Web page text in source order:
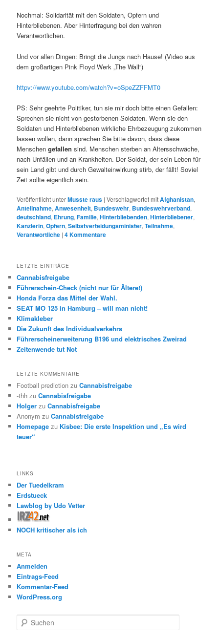
Nochmal: Solidarität mit den Soldaten, Opfern und
Hinterbliebenen. Aber Hinterfragung bei den wahren
Verantwortlichen.
Und vor allen Dingen: Bringt die Jungs nach Hause! (Video aus
dem großartigen Pink Floyd Werk „The Wall“)
httpv://www.youtube.com/watch?v=oSpeZZFFMT0
PS: Sehr geehrte Politiker, tun sie mir doch bitte einen Gefallen:
Sprechen sie nicht von gestorbenen Soldaten. Wenn sie den
Soldaten und Hinterbliebenen wirkliche Ehrbezeugung zukommen
lassen wollen, dann sprechen Sie bitte davon, dass diese
Menschengefallen sind. Menschen sterben an Altersschwäche,
nach Unfällen und an Krankheiten. Der Soldat, der sein Leben für
sein Land gibt und durch Gewalteinwirkung stirb, der fällt! Soviel
Zeit sollte eigentlich sein.
Veröffentlicht unterMusste raus |Verschlagwortet mitAfghanistan,
Anteilnahme,Anwesenheit, Bundeswehr, Bundeswehrverband,
deutschland, Ehrung,Familie,Hinterbliebenden,Hinterbliebener,
Kanzlerin,Opfern,Selbstverteidungsminister,Teilnahme,
Verantwortliche |4Kommentare
LETZTE EINTRÄGE
Cannabisfreigabe
Führerschein-Check (nicht nur für Ältere!)
Honda Forza das Mittel der Wahl.
SEAT MO 125 in Hamburg – will man nicht!
Klimakleber
Die Zukunft des Individualverkehrs
Führerscheinerweiterung B196 und elektrisches Zweirad
Zeitenwende tut Not
LETZTE KOMMENTARE
Football prediction zuCannabisfreigabe
-thh zuCannabisfreigabe
Holger zuCannabisfreigabe
Anonym zuCannabisfreigabe
Homepage zu Kisbee: Die erste Inspektion und „Es wird
teuer“
LINKS
Der Tuedelkram
Erdstueck
Lawblog by Udo Vetter
NOCH kritischer als ich
META
Anmelden
Eintrags-Feed
Kommentar-Feed
WordPress.org
u